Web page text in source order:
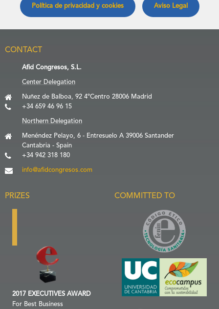
Política de privacidad y cookies Aviso Legal
CONTACT
Afid Congresos, S.L.
Center Delegation
Nuñez de Balboa, 92 4ºCentro 28006 Madrid
+34 659 46 96 15
Northern Delegation
Menéndez Pelayo, 6 - Entresuelo A 39006 Santander
Cantabria - Spain
+34 942 318 180
info@afidcongresos.com
PRIZES
2017 EXECUTIVES AWARD
For Best Business
COMMITTED TO